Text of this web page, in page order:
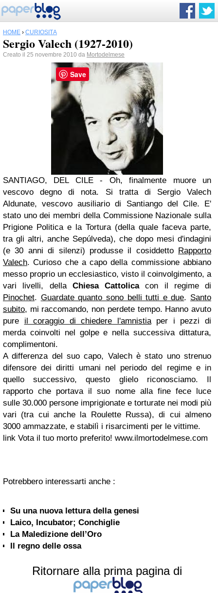
HOME › CURIOSITÀ
Sergio Valech (1927-2010)
Creato il 25 novembre 2010 da Mortodelmese
SANTIAGO, DEL CILE - Oh, finalmente muore un
vescovo degno di nota. Si tratta di Sergio Valech
Aldunate, vescovo ausiliario di Santiango del Cile. E'
stato uno dei membri della Commissione Nazionale sulla
Prigione Politica e la Tortura (della quale faceva parte,
tra gli altri, anche Sepúlveda), che dopo mesi d'indagini
(e 30 anni di silenzi) produsse il cosiddetto Rapporto
Valech. Curioso che a capo della commissione abbiano
messo proprio un ecclesiastico, visto il coinvolgimento, a
vari livelli, della Chiesa Cattolicacon il regime di
Pinochet. Guardate quanto sono belli tutti e due. Santo
subito, mi raccomando, non perdete tempo. Hanno avuto
pure il coraggio di chiedere l'amnistiaper i pezzi di
merda coinvolti nel golpe e nella successiva dittatura,
complimentoni.
A differenza del suo capo, Valech è stato uno strenuo
difensore dei diritti umani nel periodo del regime e in
quello successivo, questo glielo riconosciamo. Il
rapporto che portava il suo nome alla fine fece luce
sulle 30.000 persone imprigionate e torturate nei modi più
vari (tra cui anche la Roulette Russa), di cui almeno
3000 ammazzate, e stabilì i risarcimenti per le vittime.
link Vota il tuo morto preferito! www.ilmortodelmese.com
Potrebbero interessarti anche :
Su una nuova lettura della genesi
Laico, Incubator; Conchiglie
La Maledizione dell’Oro
Il regno delle ossa
Ritornare alla prima pagina di
Save